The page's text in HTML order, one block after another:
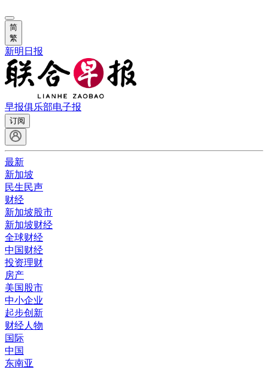
简
繁
新明日报
早报俱乐部电子报
订阅
最新
新加坡
民生民声
财经
新加坡股市
新加坡财经
全球财经
中国财经
投资理财
房产
美国股市
中小企业
起步创新
财经人物
国际
中国
东南亚